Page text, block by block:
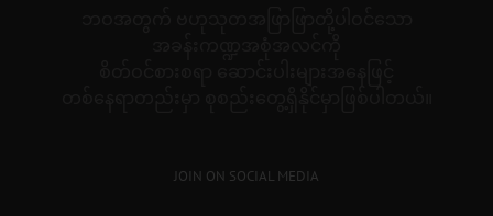
JOIN ON SOCIAL MEDIA